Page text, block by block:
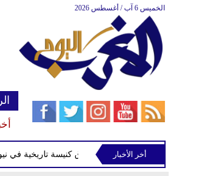
الخميس 6 آب / أغسطس 2026
القبض على متهم بإحراق كنيسة تاريخية في
أخر الأخبار